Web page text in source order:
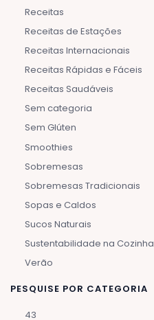
Receitas
Receitas de Estações
Receitas Internacionais
Receitas Rápidas e Fáceis
Receitas Saudáveis
Sem categoria
Sem Glúten
Smoothies
Sobremesas
Sobremesas Tradicionais
Sopas e Caldos
Sucos Naturais
Sustentabilidade na Cozinha
Verão
PESQUISE POR CATEGORIA
43